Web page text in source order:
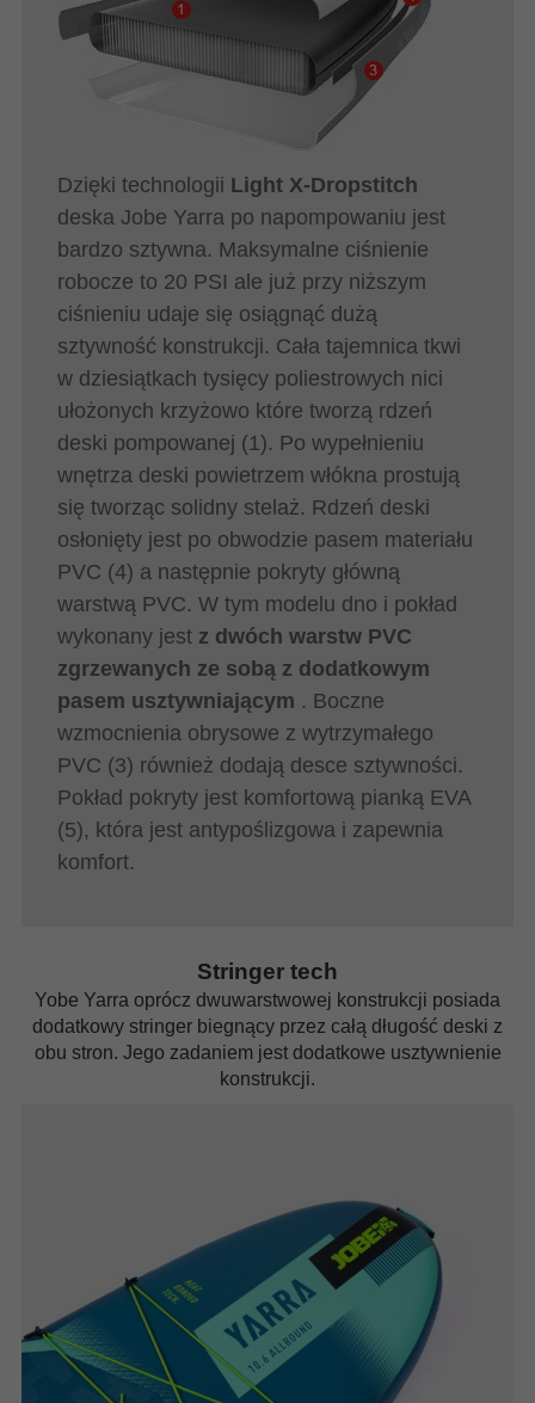
Dzięki technologii Light X-Dropstitch
deska Jobe Yarra po napompowaniu jest
bardzo sztywna. Maksymalne ciśnienie
robocze to 20 PSI ale już przy niższym
ciśnieniu udaje się osiągnąć dużą
sztywność konstrukcji. Cała tajemnica tkwi
w dziesiątkach tysięcy poliestrowych nici
ułożonych krzyżowo które tworzą rdzeń
deski pompowanej (1). Po wypełnieniu
wnętrza deski powietrzem włókna prostują
się tworząc solidny stelaż. Rdzeń deski
osłonięty jest po obwodzie pasem materiału
PVC (4) a następnie pokryty główną
warstwą PVC. W tym modelu dno i pokład
wykonany jest z dwóch warstw PVC
zgrzewanych ze sobą z dodatkowym
pasem usztywniającym . Boczne
wzmocnienia obrysowe z wytrzymałego
PVC (3) również dodają desce sztywności.
Pokład pokryty jest komfortową pianką EVA
(5), która jest antypoślizgowa i zapewnia
komfort.
Stringer tech
Yobe Yarra oprócz dwuwarstwowej konstrukcji posiada
dodatkowy stringer biegnący przez całą długość deski z
obu stron. Jego zadaniem jest dodatkowe usztywnienie
konstrukcji.